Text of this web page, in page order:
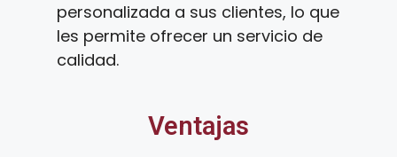
personalizada a sus clientes, lo que
les permite ofrecer un servicio de
calidad.
Ventajas